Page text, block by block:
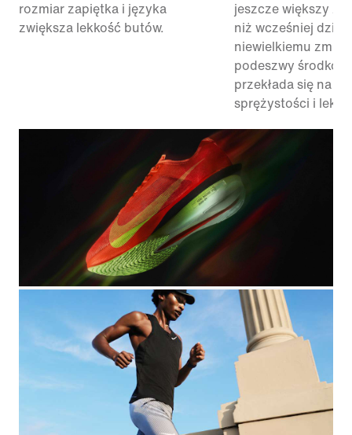
rozmiar zapiętka i języka
zwiększa lekkość butów.
jeszcze większy
niż wcześniej dzięki
niewielkiemu
podeszwy
przekłada się na
sprężystości i